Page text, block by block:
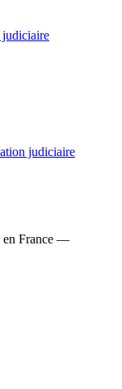
judiciaire
en France —